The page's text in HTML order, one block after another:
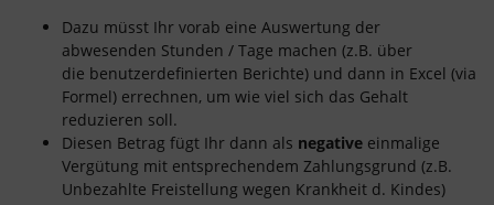
Dazu müsst Ihr vorab eine Auswertung der
abwesenden Stunden / Tage machen (z.B. über
die benutzerdefinierten Berichte) und dann in Excel (via
Formel) errechnen, um wie viel sich das Gehalt
reduzieren soll.
Diesen Betrag fügt Ihr dann als negative einmalige
Vergütung mit entsprechendem Zahlungsgrund (z.B.
Unbezahlte Freistellung wegen Krankheit d. Kindes)